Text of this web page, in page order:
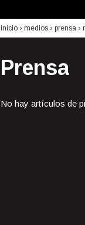
inicio › medios › prensa ›
Prensa
No hay artículos de